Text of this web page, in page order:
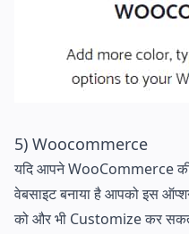
5) Woocommerce
यदि आपने WooCommerce
वेबसाइट बनाया है आपको इस
को और भी Customize कर